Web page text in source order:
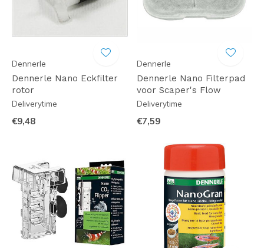
Dennerle
Dennerle Nano Eckfilter
rotor
Deliverytime
€9,48
Dennerle
Dennerle Nano Filterpad
voor Scaper's Flow
Deliverytime
€7,59